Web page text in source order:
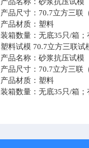
产品尺寸：70.7立方三联
产品材质：塑料
装箱数量：无底35只/箱
塑料试模 70.7立方三联试
产品名称：砂浆抗压试模
产品尺寸：70.7立方三联
产品材质：塑料
装箱数量：无底35只/箱